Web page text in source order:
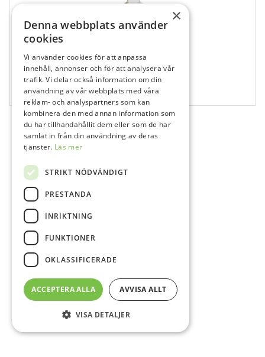
113645
Primescan 2 – Cart Solution
1 st
×
Denna webbplats använder
cookies
Vi använder cookies för att anpassa
innehåll, annonser och för att analysera vår
trafik. Vi delar också information om din
användning av vår webbplats med våra
reklam- och analyspartners som kan
kombinera den med annan information som
du har tillhandahållit dem eller som de har
samlat in från din användning av deras
tjänster. Läs mer
STRIKT NÖDVÄNDIGT
PRESTANDA
INRIKTNING
FUNKTIONER
OKLASSIFICERADE
ACCEPTERA ALLA AVVISA ALLT
VISA DETALJER